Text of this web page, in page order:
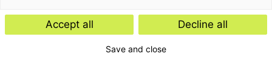
Accept all Decline all
Save and close